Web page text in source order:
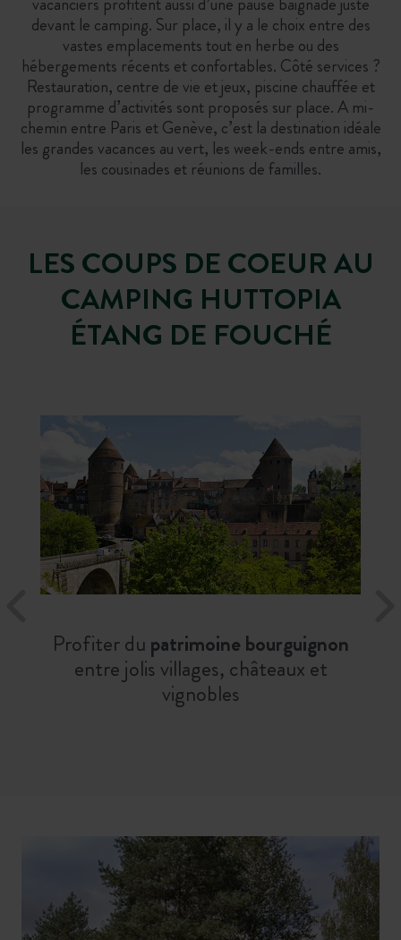
devant le camping. Sur place, il y a le choix entre des
vastes emplacements tout en herbe ou des
hébergements récents et confortables. Côté services ?
Restauration, centre de vie et jeux, piscine chauffée et
programme d’activités sont proposés sur place. A mi-
chemin entre Paris et Genève, c’est la destination idéale
les grandes vacances au vert, les week-ends entre amis,
les cousinades et réunions de familles.
LES COUPS DE COEUR AU
CAMPING HUTTOPIA
ÉTANG DE FOUCHÉ
Profiter du patrimoine bourguignon
entre jolis villages, châteaux et
vignobles